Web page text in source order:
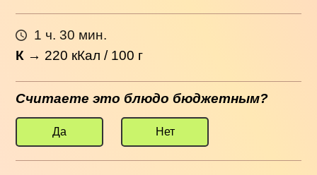
1 ч. 30 мин.
К → 220 кКал / 100 г
Считаете это блюдо бюджетным?
Да Нет